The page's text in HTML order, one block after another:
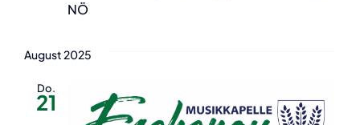
NÖ
August 2025
Do.
21